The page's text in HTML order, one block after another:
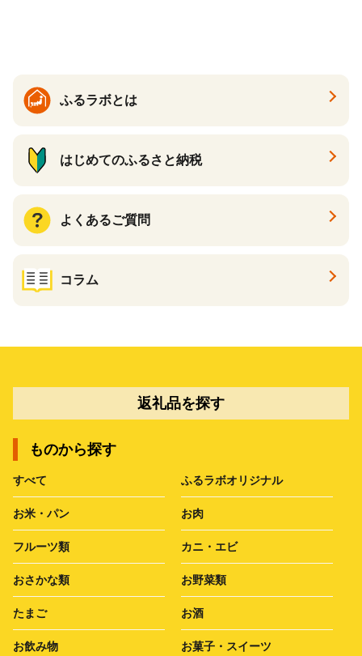
ふるラボとは
はじめてのふるさと納税
よくあるご質問
コラム
返礼品を探す
ものから探す
すべて ふるラボオリジナル
お米・パン お肉
フルーツ類 カニ・エビ
おさかな類 お野菜類
たまご お酒
お飲み物 お菓子・スイーツ